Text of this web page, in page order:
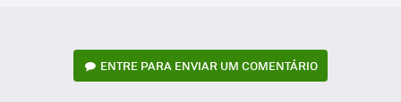
ENTRE PARA ENVIAR UM COMENTÁRIO